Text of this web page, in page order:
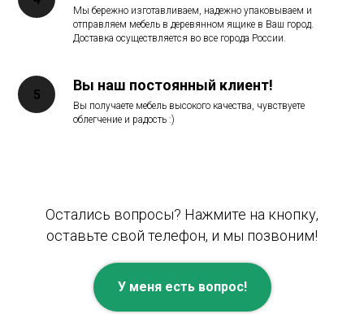
Мы бережно изготавливаем, надежно упаковываем и
отправляем мебель в деревянном ящике в Ваш город.
Доставка осуществляется во все города России.
Вы наш постоянный клиент!
Вы получаете мебель высокого качества, чувствуете
облегчение и радость :)
Остались вопросы? Нажмите на кнопку,
оставьте свой телефон, и мы позвоним!
У меня есть вопрос!